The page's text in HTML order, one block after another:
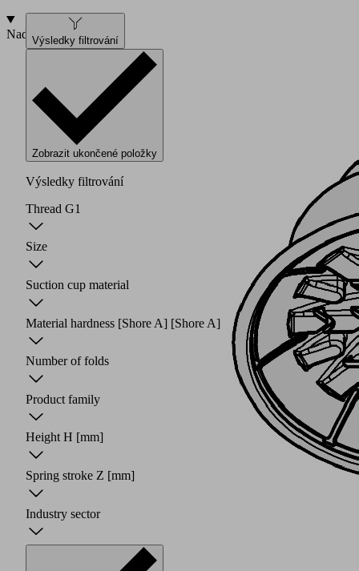
NadstavbaVýsledky filtrování
Zobrazit ukončené položky
Výsledky filtrování
Thread G1
Size
Suction cup material
Material hardness [Shore A] [Shore A]
Number of folds
Product family
Height H [mm]
Spring stroke Z [mm]
Industry sector